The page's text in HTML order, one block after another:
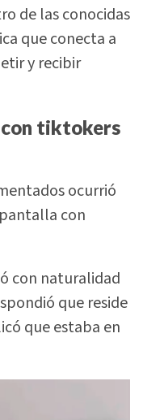
de las conocidas
que conecta a
y recibir
con tiktokers
ocurrió
con
con naturalidad
que reside
que estaba en